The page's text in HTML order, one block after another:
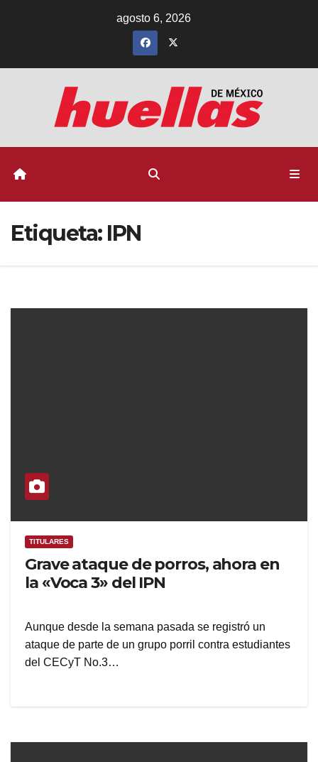
agosto 6, 2026
Etiqueta: IPN
TITULARES
Grave ataque de porros, ahora en
la «Voca 3» del IPN
Aunque desde la semana pasada se registró un
ataque de parte de un grupo porril contra estudiantes
del CECyT No.3…